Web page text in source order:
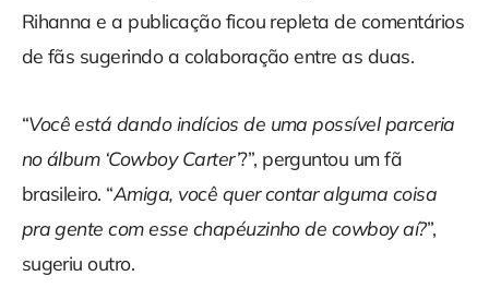
Rihanna e a publicação ficou repleta de comentários
de fãs sugerindo a colaboração entre as duas.
“Você está dando indícios de uma possível parceria
no álbum ‘Cowboy Carter’?”, perguntou um fã
brasileiro. “Amiga, você quer contar alguma coisa
pra gente com esse chapéuzinho de cowboy aí?”,
sugeriu outro.